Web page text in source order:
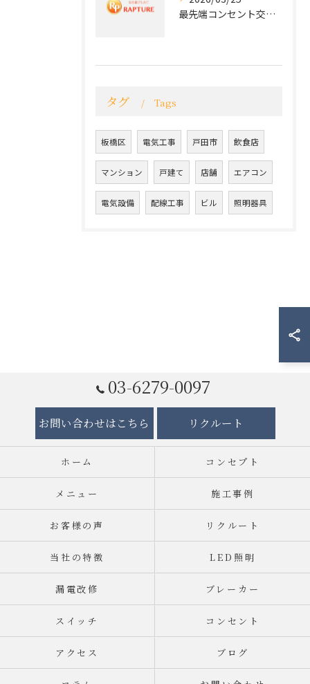
最先端コンセント交換で実現する安全と快適な住環境
タグ Tags
板橋区 電気工事 戸田市 飲食店
マンション 戸建て 店舗 エアコン
電気設備 配線工事 ビル 照明器具
03-6279-0097
お問い合わせはこちら リクルート
ホーム コンセプト
メニュー 施工事例
お客様の声 リクルート
当社の特徴 LED照明
漏電改修 ブレーカー
スイッチ コンセント
アクセス ブログ